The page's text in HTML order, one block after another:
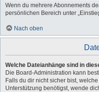
Wenn du mehrere Abonnements
persönlichen Bereich unter
Nach oben
Welche Dateianhänge sind in
Die Board-Administration kann
Falls du dir nicht sicher bist,
Unterstützung benötigst, wende